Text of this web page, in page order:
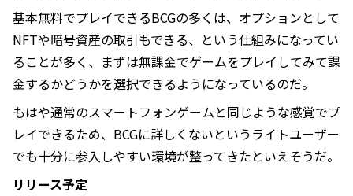
基本無料でプレイできるBCGの多くは、オプションとして
NFTや暗号資産の取引もできる、という仕組みになってい
ることが多く、まずは無課金でゲームをプレイしてみて課
金するかどうかを選択できるようになっているのだ。
もはや通常のスマートフォンゲームと同じような感覚でプ
レイできるため、BCGに詳しくないというライトユーザー
でも十分に参入しやすい環境が整ってきたといえそうだ。
リリース予定